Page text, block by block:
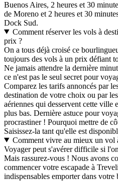
Buenos Aires, 2 heures et 30
de Moreno et 2 heures et 30
Dock Sud.
Comment réserver les vols à
prix ?
On a tous déjà croisé ce
toujours des vols à un prix défiant
Ne jamais attendre la dernière
ce n'est pas le seul secret pour
Comparez les tarifs annoncés par
destination de votre choix ou par
aériennes qui desservent cette ville
plus bas. Dernière astuce pour
procrastiner ! Pourquoi mettre de
Saisissez-la tant qu'elle est
Comment vivre au mieux un vol
Voyager peut s'avérer difficile si
Mais rassurez-vous ! Nous avons
commencer votre escapade à
indispensables emporter dans votre